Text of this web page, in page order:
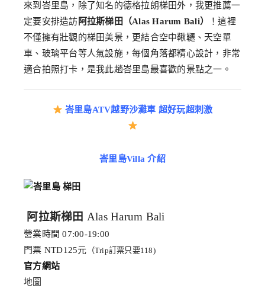
來到峇里島，除了知名的德格拉朗梯田外，我更推薦一
定要安排造訪阿拉斯梯田（Alas Harum Bali）
！這裡
不僅擁有壯觀的梯田美景，更結合空中鞦韆、天空單
車、玻璃平台等人氣設施，每個角落都精心設計，非常
適合拍照打卡，是我此趟峇里島最喜歡的景點之一。
峇里島ATV越野沙灘車 超好玩超刺激
峇里島Villa 介紹
阿拉斯梯田 Alas Harum Bali
營業時間 07:00-19:00
門票 NTD125元 （Trip訂票只要118)
官方網站
地圖